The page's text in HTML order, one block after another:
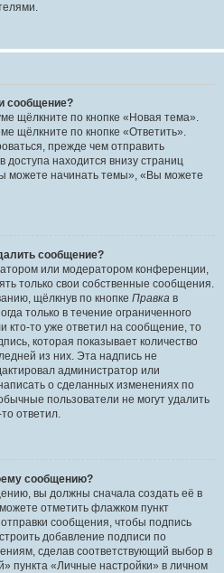
сообщение?
щёлкните по кнопке «Новая тема».
щёлкните по кнопке «Ответить».
прежде чем отправить
находится внизу страниц
начинать темы», «Вы можете
сообщение?
или модератором конференции,
только свои собственные сообщения.
щёлкнув по кнопке Правка в
только в течение ограниченного
кто-то уже ответил на сообщение, то
которая показывает количество
из них. Эта надпись не
администратор или
о сделанных изменениях по
пользователи не могут удалить
ответил.
сообщению?
вы должны сначала создать её в
отметить флажком пункт
сообщения, чтобы подпись
добавление подписи по
сделав соответствующий выбор в
пункта «Личные настройки» в личном